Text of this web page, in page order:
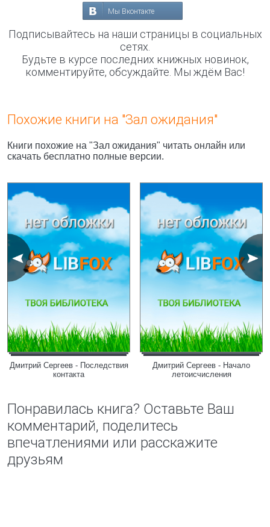
Мы Вконтакте
Подписывайтесь на наши страницы в социальных
сетях.
Будьте в курсе последних книжных новинок,
комментируйте, обсуждайте. Мы ждём Вас!
Похожие книги на "Зал ожидания"
Книги похожие на "Зал ожидания" читать онлайн или
скачать бесплатно полные версии.
Дмитрий Сергеев - Последствия
контакта
Дмитрий Сергеев - Начало
летоисчисления
Понравилась книга? Оставьте Ваш
комментарий, поделитесь
впечатлениями или расскажите
друзьям